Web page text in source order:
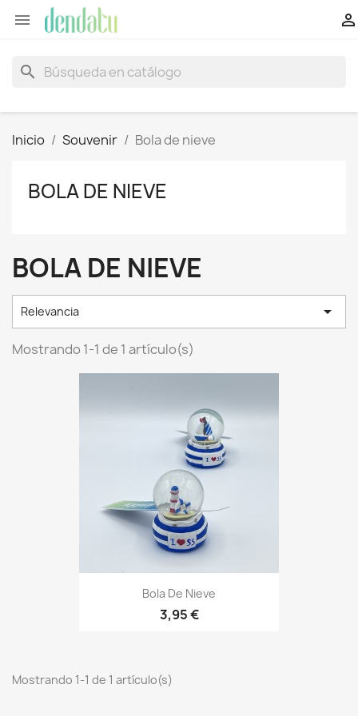
 
search
Inicio Souvenir Bola de nieve
BOLA DE NIEVE
BOLA DE NIEVE
Relevancia 
Mostrando 1-1 de 1 artículo(s)
Bola De Nieve
3,95 €
Mostrando 1-1 de 1 artículo(s)